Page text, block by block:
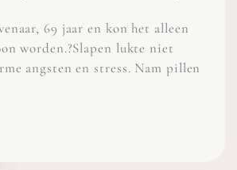
69 jaar en kon het alleen
worden.?Slapen lukte niet
angsten en stress. Nam pillen